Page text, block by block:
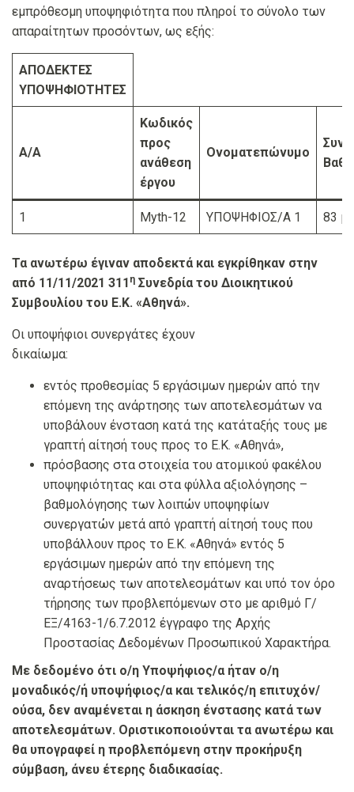
εμπρόθεσμη υποψηφιότητα που πληροί το σύνολο των
απαραίτητων προσόντων, ως εξής:
ΑΠΟΔΕΚΤΕΣ
ΥΠΟΨΗΦΙΟΤΗΤΕΣ
Α/Α
Κωδικός
προς
ανάθεση
έργου
Ονοματεπώνυμο
1 Myth-12 ΥΠΟΨΗΦΙΟΣ/Α 1 83
Τα ανωτέρω έγιναν αποδεκτά και εγκρίθηκαν στην
από 11/11/2021 311 η Συνεδρία του Διοικητικού
Συμβουλίου του Ε.Κ. «Αθηνά».
Οι υποψήφιοι συνεργάτες έχουν
δικαίωμα:
εντός προθεσμίας 5 εργάσιμων ημερών από την
επόμενη της ανάρτησης των αποτελεσμάτων να
υποβάλουν ένσταση κατά της κατάταξής τους με
γραπτή αίτησή τους προς το Ε.Κ. «Αθηνά»,
πρόσβασης στα στοιχεία του ατομικού φακέλου
υποψηφιότητας και στα φύλλα αξιολόγησης –
βαθμολόγησης των λοιπών υποψηφίων
συνεργατών μετά από γραπτή αίτησή τους που
υποβάλλουν προς το Ε.Κ. «Αθηνά» εντός 5
εργάσιμων ημερών από την επόμενη της
αναρτήσεως των αποτελεσμάτων και υπό τον όρο
τήρησης των προβλεπόμενων στο με αριθμό Γ/
ΕΞ/4163-1/6.7.2012 έγγραφο της Αρχής
Προστασίας Δεδομένων Προσωπικού Χαρακτήρα.
Με δεδομένο ότι ο/η Υποψήφιος/α ήταν ο/η
μοναδικός/ή υποψήφιος/α και τελικός/η επιτυχόν/
ούσα, δεν αναμένεται η άσκηση ένστασης κατά των
αποτελεσμάτων. Οριστικοποιούνται τα ανωτέρω και
θα υπογραφεί η προβλεπόμενη στην προκήρυξη
σύμβαση, άνευ έτερης διαδικασίας.